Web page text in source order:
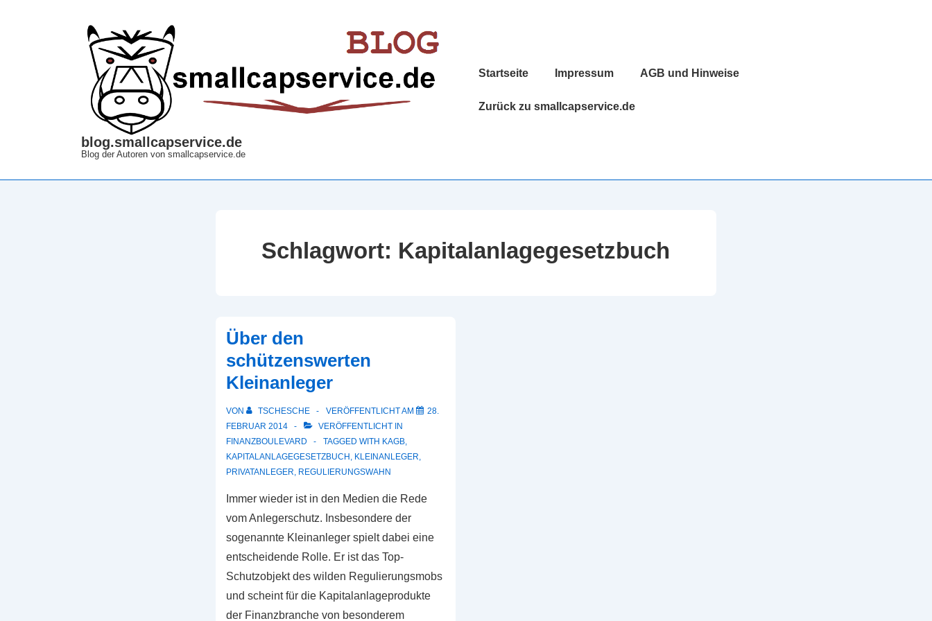
blog.smallcapservice.de
Blog der Autoren von smallcapservice.de
Hauptnavigation
Startseite Impressum AGB und Hinweise
Zurück zu smallcapservice.de
Schlagwort: Kapitalanlagegesetzbuch
Über den
schützenswerten
Kleinanleger
VON TSCHESCHE VERÖFFENTLICHT AM
28.
FEBRUAR 2014
VERÖFFENTLICHT IN
FINANZBOULEVARD
TAGGED WITH KAGB,
KAPITALANLAGEGESETZBUCH , KLEINANLEGER,
PRIVATANLEGER, REGULIERUNGSWAHN
Immer wieder ist in den Medien die Rede
vom Anlegerschutz. Insbesondere der
sogenannte Kleinanleger spielt dabei eine
entscheidende Rolle. Er ist das Top-
Schutzobjekt des wilden Regulierungsmobs
und scheint für die Kapitalanlageprodukte
der Finanzbranche von besonderem